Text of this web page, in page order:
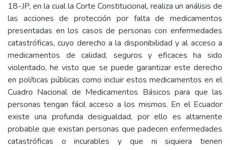
18-JP, en la cual la Corte Constitucional, realiza un análisis de
las acciones de protección por falta de medicamentos
presentadas en los casos de personas con enfermedades
catastróficas, cuyo derecho a la disponibilidad y al acceso a
medicamentos de calidad, seguros y eficaces ha sido
violentado, he visto que se puede garantizar este derecho
en políticas públicas como incluir estos medicamentos en el
Cuadro Nacional de Medicamentos Básicos para que las
personas tengan fácil acceso a los mismos. En el Ecuador
existe una profunda desigualdad, por ello es altamente
probable que existan personas que padecen enfermedades
catastróficas o incurables y que ni siquiera tienen